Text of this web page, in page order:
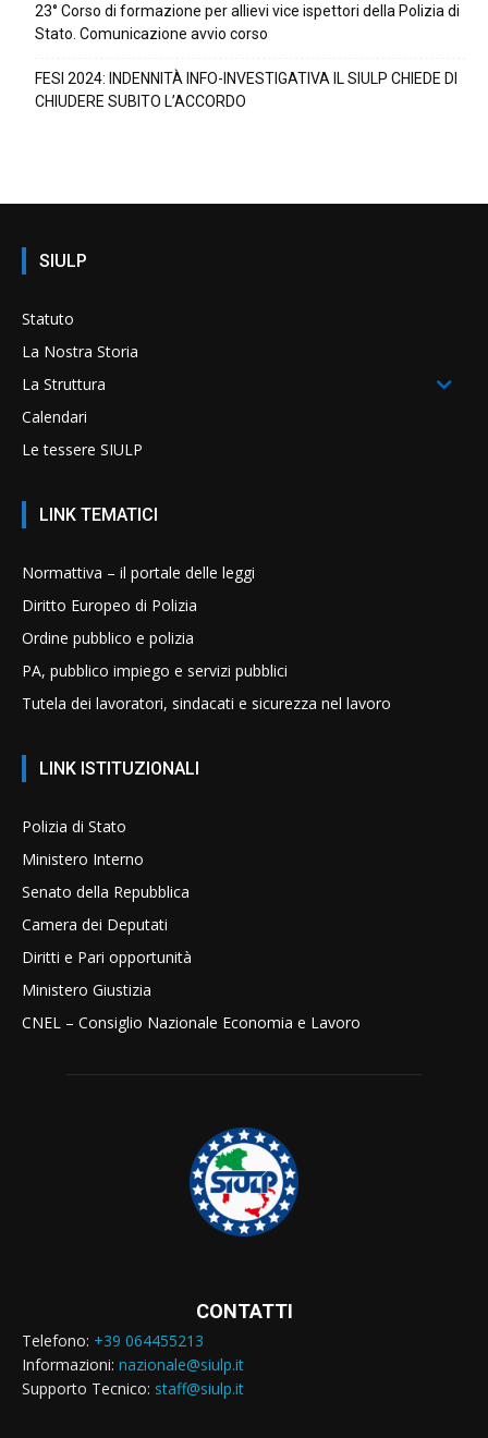
23° Corso di formazione per allievi vice ispettori della Polizia di
Stato. Comunicazione avvio corso
FESI 2024: INDENNITÀ INFO-INVESTIGATIVA IL SIULP CHIEDE DI
CHIUDERE SUBITO L’ACCORDO
SIULP
Statuto
La Nostra Storia
La Struttura
Calendari
Le tessere SIULP
LINK TEMATICI
Normattiva – il portale delle leggi
Diritto Europeo di Polizia
Ordine pubblico e polizia
PA, pubblico impiego e servizi pubblici
Tutela dei lavoratori, sindacati e sicurezza nel lavoro
LINK ISTITUZIONALI
Polizia di Stato
Ministero Interno
Senato della Repubblica
Camera dei Deputati
Diritti e Pari opportunità
Ministero Giustizia
CNEL – Consiglio Nazionale Economia e Lavoro
CONTATTI
Telefono: +39 064455213
Informazioni: nazionale@siulp.it
Supporto Tecnico: staff@siulp.it